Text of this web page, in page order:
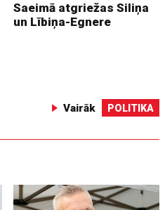
Saeimā atgriežas Siliņa
un Lībiņa-Egnere
Vairāk POLITIKA